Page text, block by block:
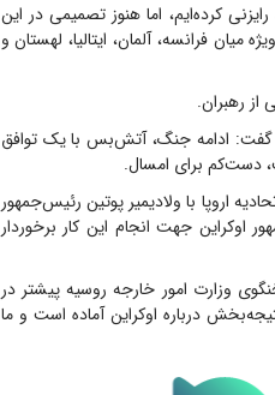
کرده‌ایم، اما هنوز تصمیمی در این
فرانسه، آلمان، ایتالیا، لهستان و
از رهبران.
گفت: ادامه جنگ، آتش‌بس با یک توافق
دست‌کم برای امسال.
اروپا با ولادیمیر پوتین رئیس‌جمهور
اوکراین جهت انجام این کار برخوردار
وزارت امور خارجه روسیه پیشتر در
درباره اوکراین آماده است و ما